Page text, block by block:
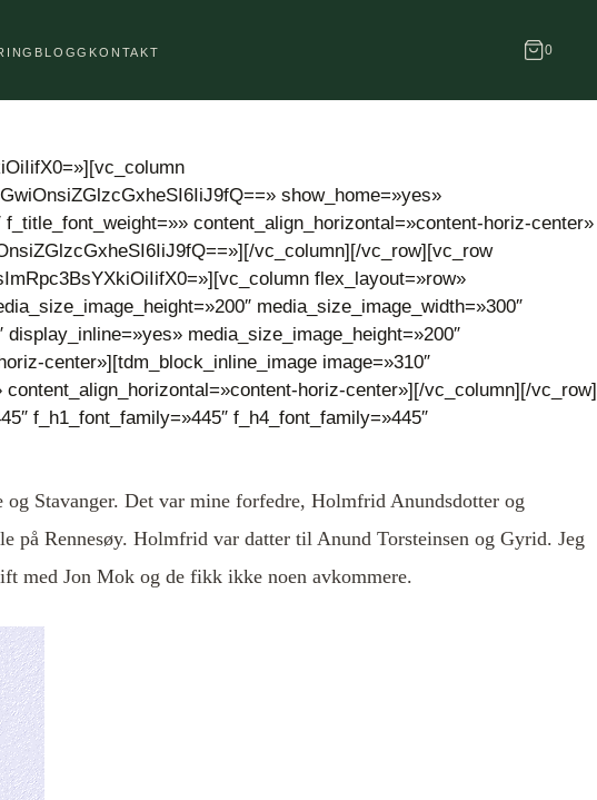
BLOGG KONTAKT 0
show_home=»yes»
content_align_horizontal=»content-horiz-center»
vc_column][/vc_row][vc_row
flex_layout=»row»
media_size_image_width=»300″
media_size_image_height=»200″
center»][tdm_block_inline_image image=»310″
horiz-center»][/vc_column][/vc_row]
f_h1_font_family=»445″ f_h4_font_family=»445″
Stavanger. Det var mine forfedre, Holmfrid Anundsdotter og
Rennesøy. Holmfrid var datter til Anund Torsteinsen og Gyrid. Jeg
med Jon Mok og de fikk ikke noen avkommere.